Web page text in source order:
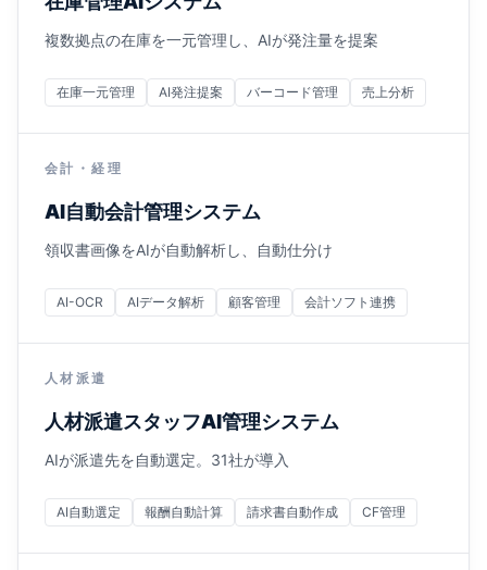
複数拠点の在庫を一元管理し、AIが発注量を提案
在庫一元管理 AI発注提案 バーコード管理 売上分析
会計・経理
AI自動会計管理システム
領収書画像をAIが自動解析し、自動仕分け
AI-OCR AIデータ解析 顧客管理 会計ソフト連携
人材派遣
人材派遣スタッフAI管理システム
AIが派遣先を自動選定。31社が導入
AI自動選定 報酬自動計算 請求書自動作成 CF管理